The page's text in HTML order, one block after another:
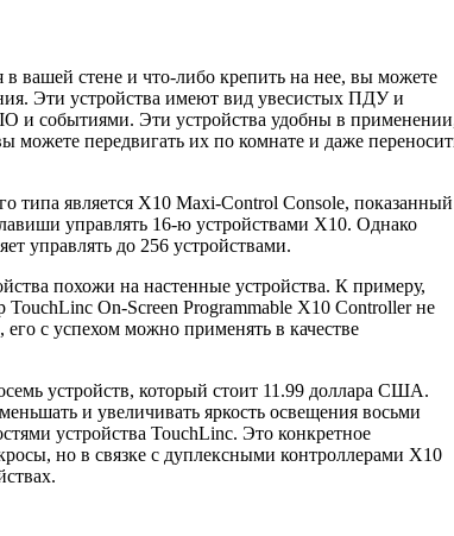
вашей стене и что-либо крепить на нее, вы можете
Эти устройства имеют вид увесистых ПДУ и
и событиями. Эти устройства удобны в
можете передвигать их по комнате и даже
типа является Х10 Maxi-Control Console, показанный
управ­лять 16-ю устройствами Х10. Однако
управлять до 256 устройствами.
похожи на настенные устройства. К примеру,
On-Screen Programmable Х10 Controller не
его с успехом можно применять в качестве
устройств, который стоит 11.99 доллара США.
и увеличивать яркость освещения восьми
устройства TouchLinc. Это конкретное
но в связке с дуплексными контроллерами Х10